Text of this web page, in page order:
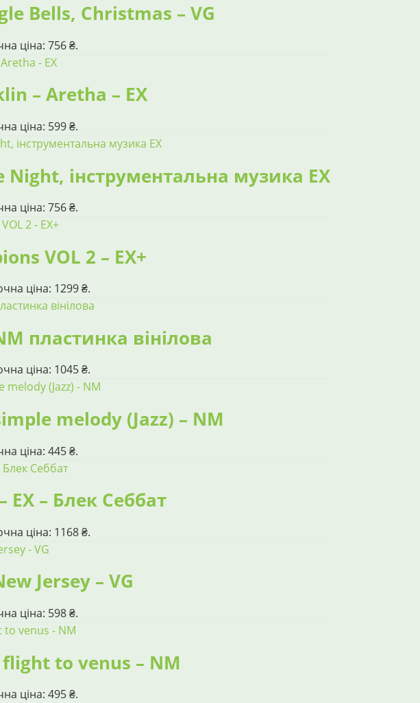
Bells, Christmas – VG
ціна: 756 ₴.
– Aretha – EX
ціна: 599 ₴.
Night, інструментальна музика EX
ціна: 756 ₴.
VOL 2 – EX+
ціна: 1299 ₴.
пластинка вінілова
ціна: 1045 ₴.
melody (Jazz) – NM
ціна: 445 ₴.
EX – Блек Себбат
ціна: 1168 ₴.
Jersey – VG
ціна: 598 ₴.
flight to venus – NM
ціна: 495 ₴.